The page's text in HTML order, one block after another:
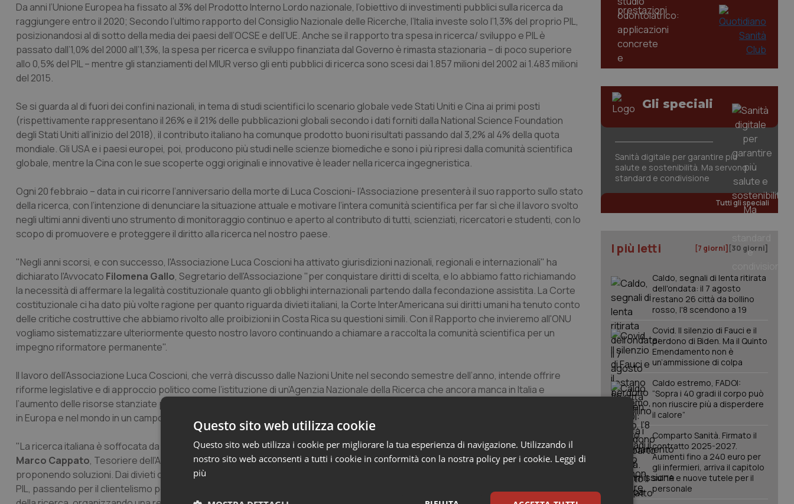
Da anni l’Unione Europea ha fissato al 3% del Prodotto Interno Lordo nazionale, l’obiettivo di investimenti pubblici sulla ricerca da
raggiungere entro il 2020; Secondo l’ultimo rapporto del Consiglio Nazionale delle Ricerche, l’Italia investe solo l’1,3% del proprio PIL,
posizionandosi al di sotto della media dei paesi dell’OCSE e dell’UE. Anche se il rapporto tra spesa in ricerca/ sviluppo e PIL è
passato dall’1,0% del 2000 all’1,3%, la spesa per ricerca e sviluppo finanziata dal Governo è rimasta stazionaria – di poco superiore
allo 0,5% del PIL – mentre gli stanziamenti del MIUR verso gli enti pubblici di ricerca sono scesi dai 1.857 milioni del 2002 ai 1.483 milioni
del 2015.
Se si guarda al di fuori dei confini nazionali, in tema di studi scientifici lo scenario globale vede Stati Uniti e Cina ai primi posti
(rispettivamente rappresentano il 26% e il 21% delle pubblicazioni globali secondo i dati forniti dalla National Science Foundation
degli Stati Uniti all’inizio del 2018), il contributo italiano ha comunque prodotto buoni risultati passando dal 3,2% al 4% della quota
mondiale. Gli USA e i paesi europei, poi, producono più studi nelle scienze biomediche e sono i più ripresi dalla comunità scientifica
globale, mentre la Cina con le sue scoperte oggi originali e innovative è leader nella ricerca ingegneristica.
Ogni 20 febbraio – data in cui ricorre l’anniversario della morte di Luca Coscioni- l’Associazione presenterà il suo rapporto sullo stato
della ricerca, con l’intenzione di denunciare la situazione attuale e motivare l’intera comunità scientifica per far sì che il lavoro svolto
negli ultimi anni diventi uno strumento di monitoraggio continuo e aperto al contributo di tutti, scienziati, ricercatori e studenti, con lo
scopo di promuovere e proteggere il diritto alla ricerca nel nostro paese.
"Negli anni scorsi, e con successo, l'Associazione Luca Coscioni ha attivato giurisdizioni nazionali, regionali e internazionali" ha
dichiarato l'Avvocato Filomena Gallo, Segretario dell'Associazione "per conquistare diritti di scelta, e lo abbiamo fatto richiamando
la necessità di affermare la legalità costituzionale quanto gli obblighi internazionali partendo dalla fecondazione assistita. La Corte
costituzionale ci ha dato più volte ragione per quanto riguarda divieti italiani, la Corte InterAmericana sui diritti umani ha tenuto conto
delle critiche costruttive che abbiamo rivolto alle proibizioni in Costa Rica su questioni simili. Con il Rapporto che invieremo all'ONU
vogliamo sistematizzare ulteriormente questo nostro lavoro continuando a chiamare a raccolta la comunità scientifica per un
impegno riformatore permanente".
Il lavoro dell’Associazione Luca Coscioni, che verrà discusso dalle Nazioni Unite nel secondo semestre dell’anno, intende offrire
riforme legislative e di approccio politico come l’istituzione di un’Agenzia Nazionale della Ricerca che ancora manca in Italia e
l’aumento delle risorse stanziate per la ricerca in rapporto con il PIL nazionale, per far sì che l’Italia possa tornare a poter competere
in Europa e nel mondo in un campo in cui ha sempre detenuto primati.
"La ricerca italiana è soffocata da proibizioni, burocrazia e mancanza di fondi, nel disinteresse della politica ufficiale" ha denunciato
Marco Cappato, Tesoriere dell'Associazione. "E' tempo che siano innanzitutto gli scienziati, i ricercatori e gli studenti a mobilitarsi
proponendo soluzioni. Dai divieti clericali su embrioni e genoma al fallimento dell'obiettivo del 3% di spesa per ricerca in rapporto al
PIL, passando per il clientelismo politico delle baronie accademiche, è tempo che siano gli stessi ricercatori ad opporsi al declino
Gli speciali
Sanità digitale per garantire più
salute e sostenibilità. Ma servono
standard e condivisione
Tutti gli speciali
I più letti [7 giorni] [30 giorni]
Caldo, segnali di lenta ritirata
dell'ondata: il 7 agosto
restano 26 città da bollino
rosso, l'8 scendono a 19
Covid. Il silenzio di Fauci e il
perdono di Biden. Ma il Quinto
Emendamento non è
un’ammissione di colpa
Caldo estremo, FADOI:
“Sopra i 40 gradi il corpo può
non riuscire più a disperdere
il calore”
Comparto Sanità. Firmato il
contratto 2025-2027.
Aumenti fino a 240 euro per
gli infermieri, arriva il capitolo
sull'IA e nuove tutele per il
personale
Questo sito web utilizza cookie
Questo sito web utilizza i cookie per migliorare la tua esperienza di navigazione. Utilizzando il
nostro sito web acconsenti a tutti i cookie in conformità con la nostra policy per i cookie. Leggi di
più